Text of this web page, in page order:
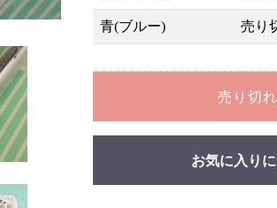
青(ブルー) 売り
売り切れ
お気に入り